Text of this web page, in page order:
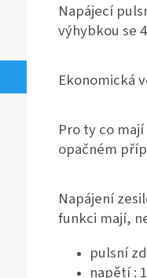
Napájecí
výhybkou se
Ekonomická
Pro ty co
opačném
Napájení
funkci mají,
pulsní
napětí :